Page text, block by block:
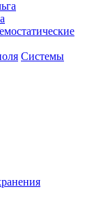
Системы